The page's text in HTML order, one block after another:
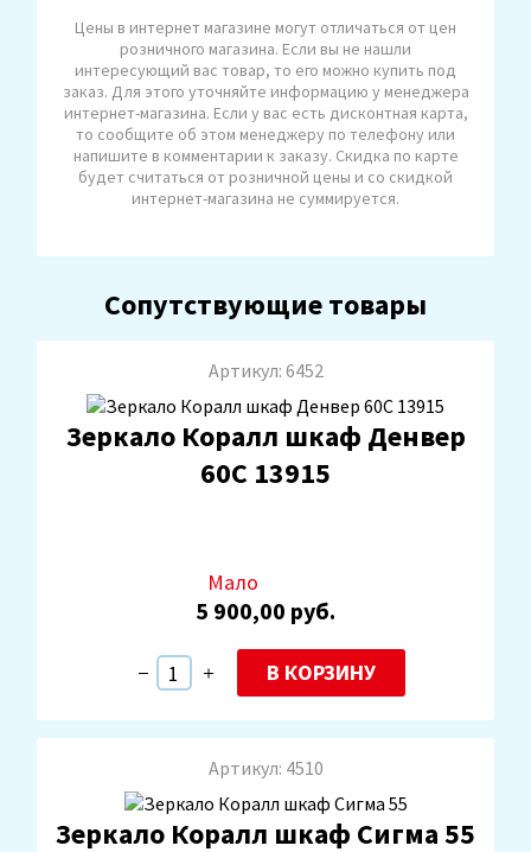
Цены в интернет магазине могут отличаться от цен
розничного магазина. Если вы не нашли
интересующий вас товар, то его можно купить под
заказ. Для этого уточняйте информацию у менеджера
интернет-магазина. Если у вас есть дисконтная карта,
то сообщите об этом менеджеру по телефону или
напишите в комментарии к заказу. Скидка по карте
будет считаться от розничной цены и со скидкой
интернет-магазина не суммируется.
Сопутствующие товары
Артикул: 6452
Зеркало Коралл шкаф Денвер
60С 13915
Мало
5 900,00 руб.
В КОРЗИНУ
Артикул: 4510
Зеркало Коралл шкаф Сигма 55